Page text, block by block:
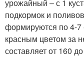
урожайный – с 1
подкормок и
формируются по 4-
красным цветом за
составляет от 160